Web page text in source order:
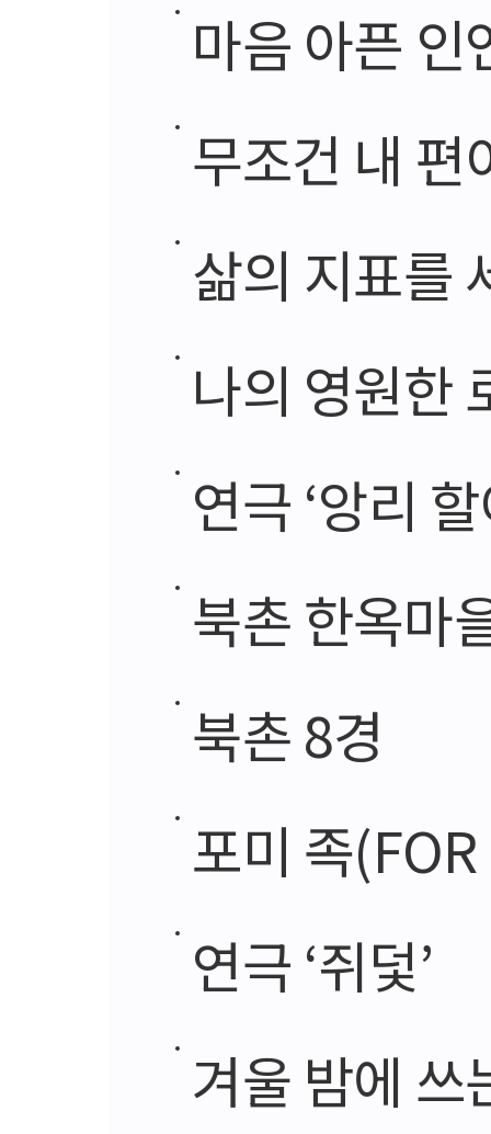
마음 아픈 인
무조건 내 편
삶의 지표를
나의 영원한
연극 ‘앙리
북촌 한옥마
북촌 8경
포미 족
연극 ‘쥐덫’
겨울 밤에 쓰